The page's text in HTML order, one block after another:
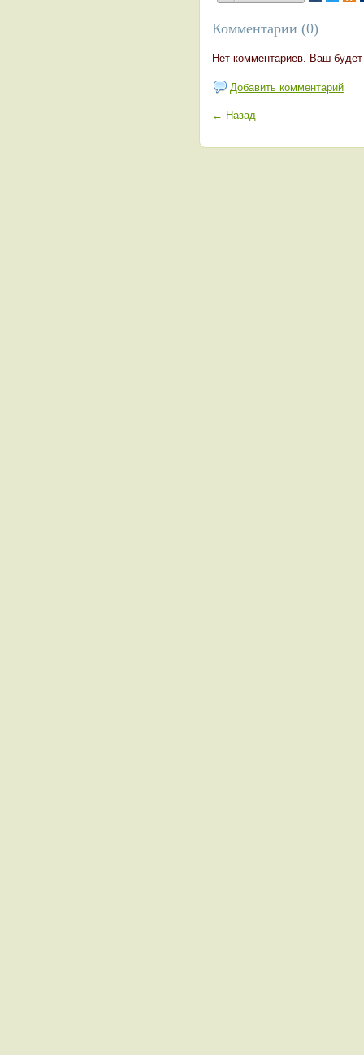
Комментарии (0)
Нет комментариев. Ваш
Добавить комментарий
← Назад